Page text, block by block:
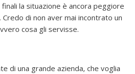
finali la situazione è ancora peggiore
di non aver mai incontrato un
cosa gli servisse.
di una grande azienda, che voglia